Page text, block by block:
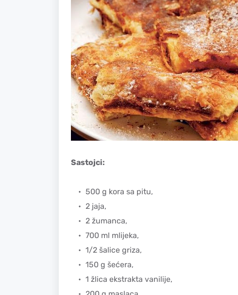
Sastojci:
500 g kora sa pitu,
2 jaja,
2 žumanca,
700 ml mlijeka,
1/2 šalice griza,
150 g šećera,
1 žlica ekstrakta vanilije,